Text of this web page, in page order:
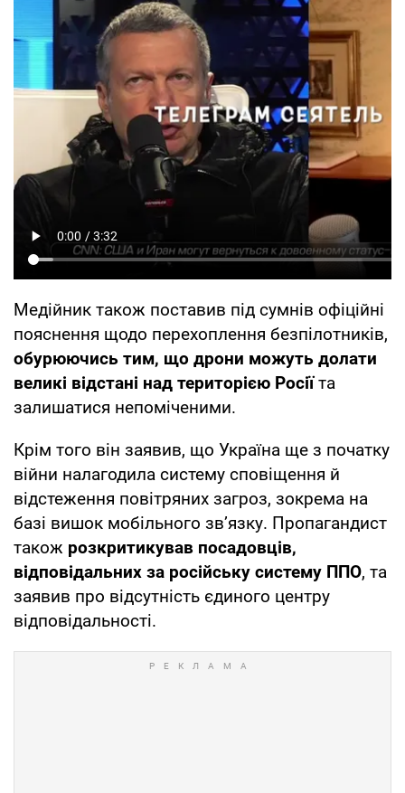
Медійник також поставив під сумнів офіційні
пояснення щодо перехоплення безпілотників,
обурюючись тим, що дрони можуть долати
великі відстані над територією Росіїта
залишатися непоміченими.
Крім того він заявив, що Україна ще з початку
війни налагодила систему сповіщення й
відстеження повітряних загроз, зокрема на
базі вишок мобільного зв’язку. Пропагандист
також розкритикував посадовців,
відповідальних за російську систему ППО, та
заявив про відсутність єдиного центру
відповідальності.